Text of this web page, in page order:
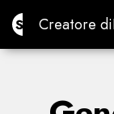
Site.proCreatore
Creatore